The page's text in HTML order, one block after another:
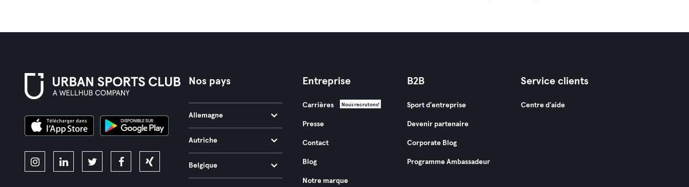
Nos pays
Allemagne
Autriche
Belgique
Entreprise
Carrières Nous recrutons!
Presse
Contact
Blog
Notre marque
B2B
Sport d'entreprise
Devenir partenaire
Corporate Blog
Programme Ambassadeur
Service clients
Centre d'aide